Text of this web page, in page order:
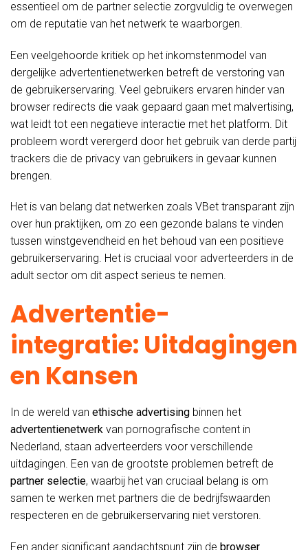
essentieel om de partner selectie zorgvuldig te overwegen
om de reputatie van het netwerk te waarborgen.
Een veelgehoorde kritiek op het inkomstenmodel van
dergelijke advertentienetwerken betreft de verstoring van
de gebruikerservaring. Veel gebruikers ervaren hinder van
browser redirects die vaak gepaard gaan met malvertising,
wat leidt tot een negatieve interactie met het platform. Dit
probleem wordt verergerd door het gebruik van derde partij
trackers die de privacy van gebruikers in gevaar kunnen
brengen.
Het is van belang dat netwerken zoals VBet transparant zijn
over hun praktijken, om zo een gezonde balans te vinden
tussen winstgevendheid en het behoud van een positieve
gebruikerservaring. Het is cruciaal voor adverteerders in de
adult sector om dit aspect serieus te nemen.
Advertentie-
integratie: Uitdagingen
en Kansen
In de wereld van ethische advertising binnen het
advertentienetwerk van pornografische content in
Nederland, staan adverteerders voor verschillende
uitdagingen. Een van de grootste problemen betreft de
partner selectie, waarbij het van cruciaal belang is om
samen te werken met partners die de bedrijfswaarden
respecteren en de gebruikerservaring niet verstoren.
Een ander significant aandachtspunt zijn de browser